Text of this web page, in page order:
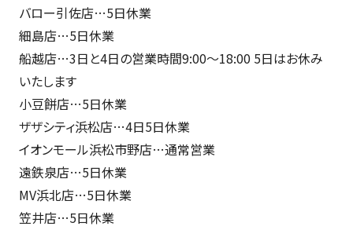
バロー引佐店…5日休業
細島店…5日休業
船越店…3日と4日の営業時間9:00～18:00 5日はお休み
いたします
小豆餅店…5日休業
ザザシティ浜松店…4日5日休業
イオンモール浜松市野店…通常営業
遠鉄泉店…5日休業
MV浜北店…5日休業
笠井店…5日休業